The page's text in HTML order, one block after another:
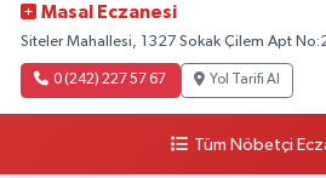
Masal Eczanesi
Siteler Mahallesi, 1327 Sokak Çilem Apt
0 (242) 227 57 67 Yol Tarifi Al
Tüm Nöbetçi